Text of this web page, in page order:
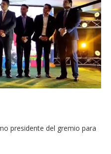
presidente del gremio para